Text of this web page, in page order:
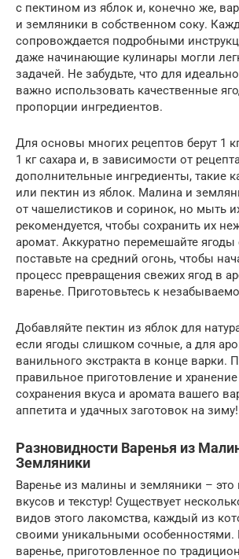
с пектином из яблок и, конечно же,
и земляники в собственном соку.
сопровождается подробными
даже начинающие кулинары могли
задачей. Не забудьте, что для
важно использовать качественные
пропорции ингредиентов.
Для основы многих рецептов берут 1
1 кг сахара и, в зависимости от
дополнительные ингредиенты, такие
или пектин из яблок. Малина и
от чашелистиков и соринок, но мыть
рекомендуется, чтобы сохранить их
аромат. Аккуратно перемешайте ягоды
поставьте на средний огонь, чтобы
процесс превращения свежих ягод в
варенье. Приготовьтесь к
Добавляйте пектин из яблок для
если ягоды слишком сочные, а для
ванильного экстракта в конце варки.
правильное приготовление и
сохранения вкуса и аромата вашего
аппетита и удачных заготовок на зиму!
Разновидности Варенья из
Земляники
Варенье из малины и земляники – это
вкусов и текстур! Существует
видов этого лакомства, каждый из
своими уникальными особенностями.
варенье, приготовленное по